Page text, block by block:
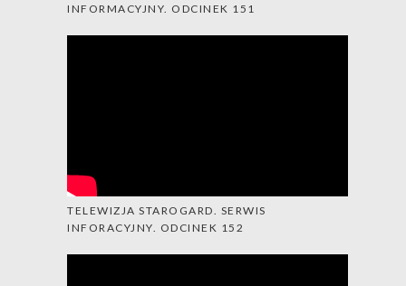
INFORMACYJNY. ODCINEK 151
TELEWIZJA STAROGARD. SERWIS
INFORACYJNY. ODCINEK 152